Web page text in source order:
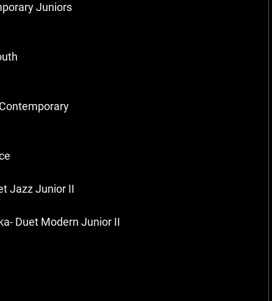
Juniors
Jazz Junior II
Duet Modern Junior II